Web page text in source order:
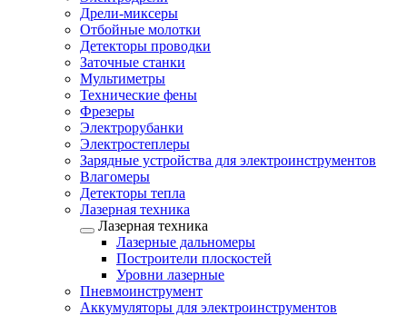
Дрели-миксеры
Отбойные молотки
Детекторы проводки
Заточные станки
Мультиметры
Технические фены
Фрезеры
Электрорубанки
Электростеплеры
Зарядные устройства для электроинструментов
Влагомеры
Детекторы тепла
Лазерная техника
Лазерная техника
Лазерные дальномеры
Построители плоскостей
Уровни лазерные
Пневмоинструмент
Аккумуляторы для электроинструментов